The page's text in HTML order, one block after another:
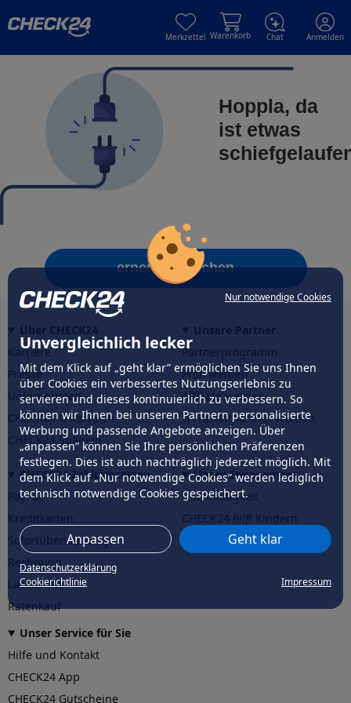
Nur notwendige Cookies
Unvergleichlich lecker
Mit dem Klick auf „geht klar” ermöglichen Sie uns Ihnen
über Cookies ein verbessertes Nutzungserlebnis zu
servieren und dieses kontinuierlich zu verbessern. So
können wir Ihnen bei unseren Partnern personalisierte
Werbung und passende Angebote anzeigen. Über
„anpassen” können Sie Ihre persönlichen Präferenzen
festlegen. Dies ist auch nachträglich jederzeit möglich. Mit
dem Klick auf „Nur notwendige Cookies” werden lediglich
technisch notwendige Cookies gespeichert.
Anpassen Geht klar
Datenschutzerklärung
Cookierichtlinie
Impressum
Merkzettel Warenkorb Chat Anmelden
Hoppla, da
ist etwas
erneut versuchen
Karriere
Presse
Unternehmen
CHECK24 Österreich
CHECK24 Spanien
Partnerprogramm
Profi werden
Affiliate werden
Werkstattpartner werden
CHECK24 Zahlungsarten
PayPal
Sofortüberweisung
Rechnung
Lastschrift
Ratenkauf
Unser Engagement
Nachhaltigkeit
CHECK24hilftder Natur
Unser Service für Sie
Hilfe und Kontakt
CHECK24 App
CHECK24 Gutscheine